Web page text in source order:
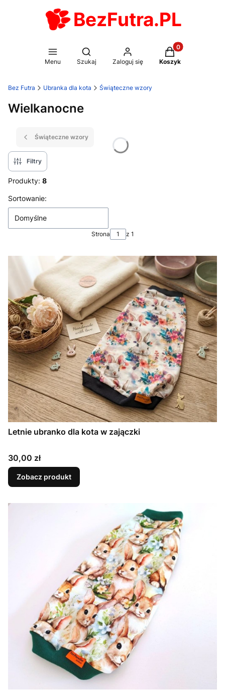
BezFutra.PL
Menu
Otwórz wyszukiwarkę
Szukaj Zaloguj się
Produkty w
Koszyk
Bez Futra Ubranka dla kota Świąteczne wzory
Wielkanocne
Świąteczne wzory
Filtry
Produkty: 8
Lista produktów
Sortowanie:
Domyślne
Strona z 1
Letnie ubranko dla kota w zajączki
Cena
30,00 zł
Zobacz produkt